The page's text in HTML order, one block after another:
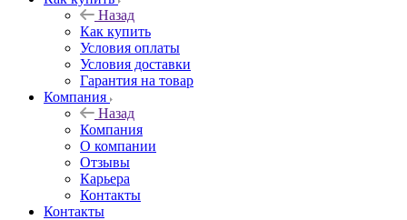
Назад
Как купить
Условия оплаты
Условия доставки
Гарантия на товар
Компания
Назад
Компания
О компании
Отзывы
Карьера
Контакты
Контакты